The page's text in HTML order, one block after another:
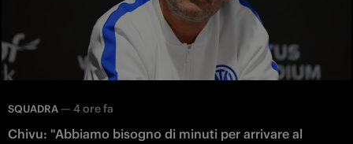
SQUADRA — 4 ore fa
Chivu: "Abbiamo bisogno di minuti per arrivare al